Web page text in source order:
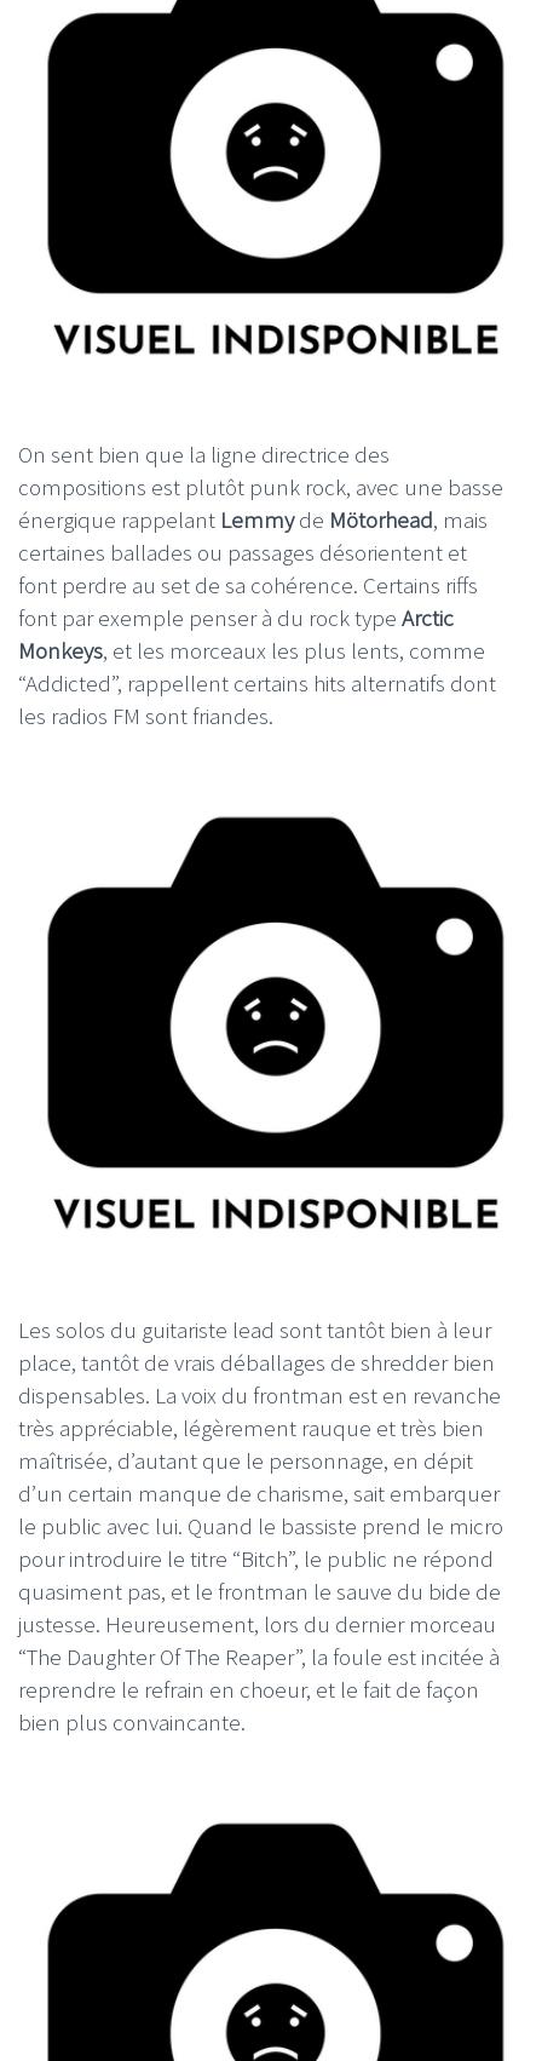
On sent bien que la ligne directrice des
compositions est plutôt punk rock, avec une basse
énergique rappelant Lemmyde Mötorhead, mais
certaines ballades ou passages désorientent et
font perdre au set de sa cohérence. Certains riffs
font par exemple penser à du rock type Arctic
Monkeys, et les morceaux les plus lents, comme
“Addicted”, rappellent certains hits alternatifs dont
les radios FM sont friandes.
Les solos du guitariste lead sont tantôt bien à leur
place, tantôt de vrais déballages de shredder bien
dispensables. La voix du frontman est en revanche
très appréciable, légèrement rauque et très bien
maîtrisée, d’autant que le personnage, en dépit
d’un certain manque de charisme, sait embarquer
le public avec lui. Quand le bassiste prend le micro
pour introduire le titre “Bitch”, le public ne répond
quasiment pas, et le frontman le sauve du bide de
justesse. Heureusement, lors du dernier morceau
“The Daughter Of The Reaper”, la foule est incitée à
reprendre le refrain en choeur, et le fait de façon
bien plus convaincante.